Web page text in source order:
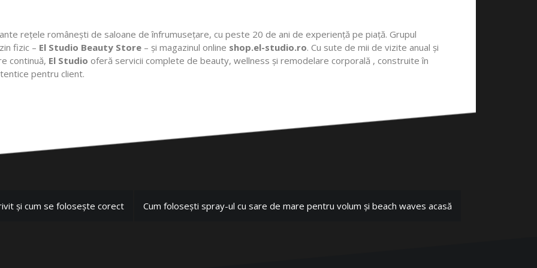
rețele românești de saloane de înfrumusețare, cu peste 20 de ani de experiență pe piață. Grupul
fizic – El Studio Beauty Store – și magazinul online shop.el-studio.ro. Cu sute de mii de vizite anual și
continuă, El Studio oferă servicii complete de beauty, wellness și remodelare corporală , construite în
pentru client.
și cum se folosește corect Cum folosești spray-ul cu sare de mare pentru volum și beach waves acasă